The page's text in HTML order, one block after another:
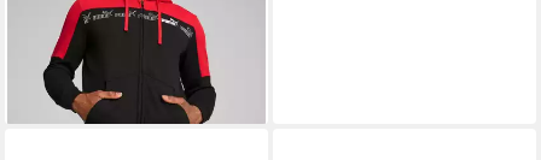
59,95 €